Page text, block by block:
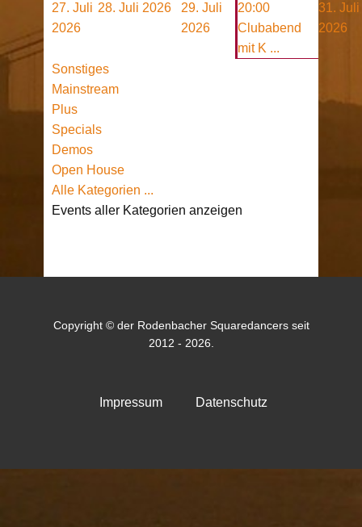
27. Juli
2026
28. Juli 2026
29. Juli
2026
20:00
Clubabend
mit K ...
31. Juli
2026
Sonstiges
Mainstream
Plus
Specials
Demos
Open House
Alle Kategorien ...
Events aller Kategorien anzeigen
Copyright © der Rodenbacher Squaredancers seit
2012 - 2026.
Impressum Datenschutz